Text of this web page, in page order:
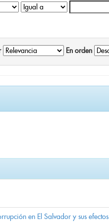
En orden
en El Salvador y sus efectos